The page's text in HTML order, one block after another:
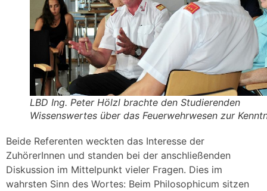
LBD Ing. Peter Hölzl brachte den Studierenden
Wissenswertes über das Feuerwehrwesen zur
Beide Referenten weckten das Interesse der
ZuhörerInnen und standen bei der anschließenden
Diskussion im Mittelpunkt vieler Fragen. Dies im
wahrsten Sinn des Wortes: Beim Philosophicum sitzen